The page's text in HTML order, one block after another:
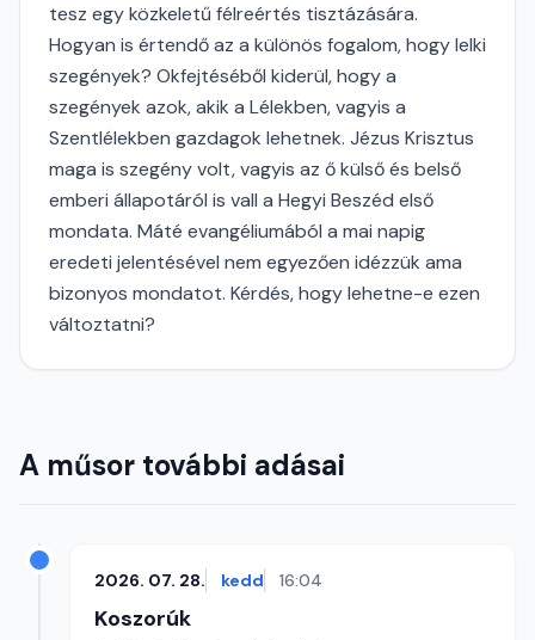
tesz egy közkeletű félreértés tisztázására.
Hogyan is értendő az a különös fogalom, hogy lelki
szegények? Okfejtéséből kiderül, hogy a
szegények azok, akik a Lélekben, vagyis a
Szentlélekben gazdagok lehetnek. Jézus Krisztus
maga is szegény volt, vagyis az ő külső és belső
emberi állapotáról is vall a Hegyi Beszéd első
mondata. Máté evangéliumából a mai napig
eredeti jelentésével nem egyezően idézzük ama
bizonyos mondatot. Kérdés, hogy lehetne-e ezen
változtatni?
A műsor további adásai
2026. 07. 28. kedd 16:04
Koszorúk